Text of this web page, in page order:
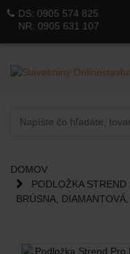
DS: 0905 574 825
NR: 0905 631 107
DOMOV
PODLOŽKA
BRÚSNA,